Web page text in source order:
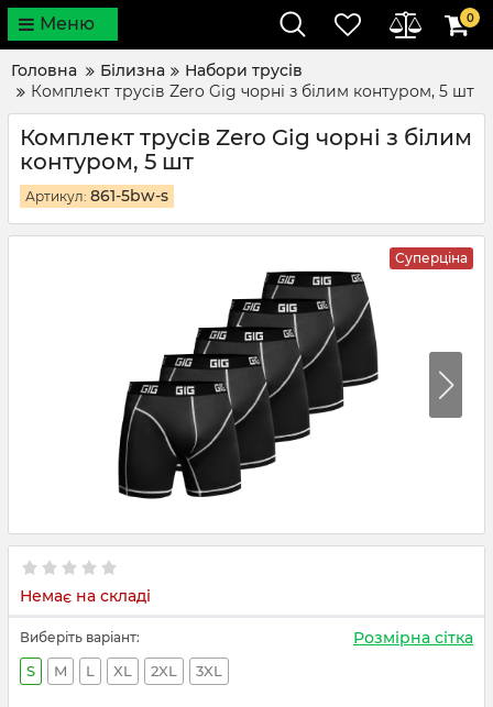
Меню 0
Головна Білизна
Набори трусів
Комплект трусів Zero Gig чорні з білим контуром, 5 шт
Комплект трусів Zero Gig чорні з білим
контуром, 5 шт
Артикул: 861-5bw-s
Суперціна
Немає на складі
Виберіть варіант:
S M L XL 2XL 3XL
Розмірна сітка